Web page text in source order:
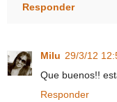
Responder
Milu 29/3/12
Que buenos!!
Responder